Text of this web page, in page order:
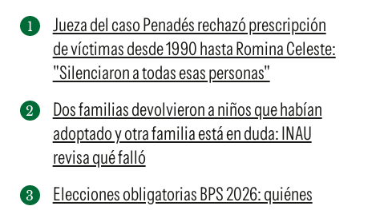
Jueza del caso Penadés rechazó prescripción
de víctimas desde 1990 hasta Romina Celeste:
"Silenciaron a todas esas personas"
Dos familias devolvieron a niños que habían
adoptado y otra familia está en duda: INAU
revisa qué falló
Elecciones obligatorias BPS 2026: quiénes